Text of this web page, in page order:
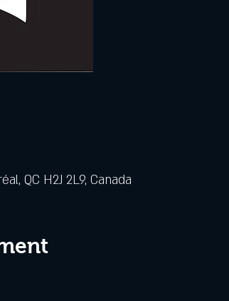
QC H2J 2L9, Canada